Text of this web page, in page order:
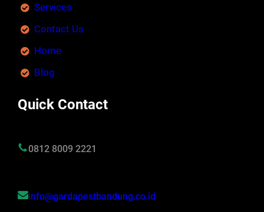
Services
Contact Us
Home
Blog
Quick Contact
0812 8009 2221
info@gardapestbandung.co.id